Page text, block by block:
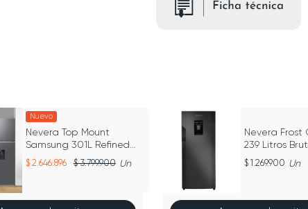
Nuevo
Nevera Top Mount
Samsung 301L Refined
Steel
2.646.896 3.799.900 Un
Nevera Frost
239 Litros
CR 239
1.269.900 Un